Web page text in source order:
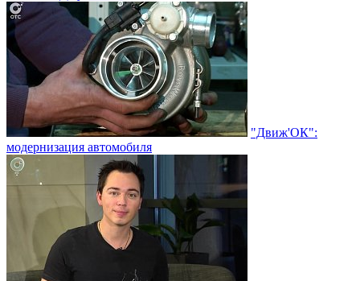
"Движ'ОК":
модернизация автомобиля